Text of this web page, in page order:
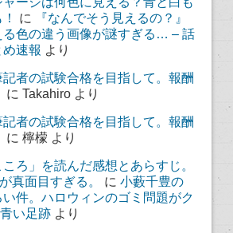
に
『なんでそう見えるの？』
る色の違う画像が謎すぎる… – 話
速報 より
者の試験合格を目指して。報酬
に Takahiroより
者の試験合格を目指して。報酬
に 檸檬 より
ろ」を読んだ感想とあらすじ。
真面目すぎる。
に 小藪千豊の
件。ハロウィンのゴミ問題がク
い足跡より